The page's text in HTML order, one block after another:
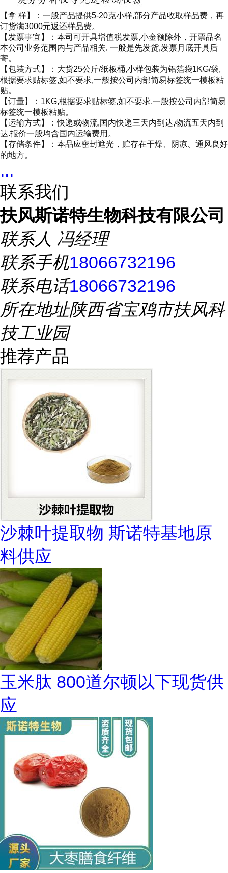
【拿 样】：一般产品提供5-20克小样,部分产品收取样品费，再
订货满3000元返还样品费。
【发票事宜】：本司可开具增值税发票,小金额除外，开票品名
本公司业务范围内与产品相关. 一般是先发货,发票月底开具后
寄。
【包装方式】：大货25公斤/纸板桶,小样包装为铝箔袋1KG/袋,
根据要求贴标签,如不要求,一般按公司内部简易标签统一模板粘
贴。
【订量】：1KG,根据要求贴标签,如不要求,一般按公司内部简易
标签统一模板粘贴。
【运输方式】：快递或物流,国内快递三天内到达,物流五天内到
达.报价一般均含国内运输费用。
【存储条件】：本品应密封遮光，贮存在干燥、阴凉、通风良好
的地方。
...
联系我们
扶风斯诺特生物科技有限公司
联系人 冯经理
联系手机18066732196
联系电话18066732196
所在地址陕西省宝鸡市扶风科
技工业园
推荐产品
沙棘叶提取物 斯诺特基地原
料供应
玉米肽 800道尔顿以下现货供
应